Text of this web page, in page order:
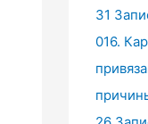
31
016.